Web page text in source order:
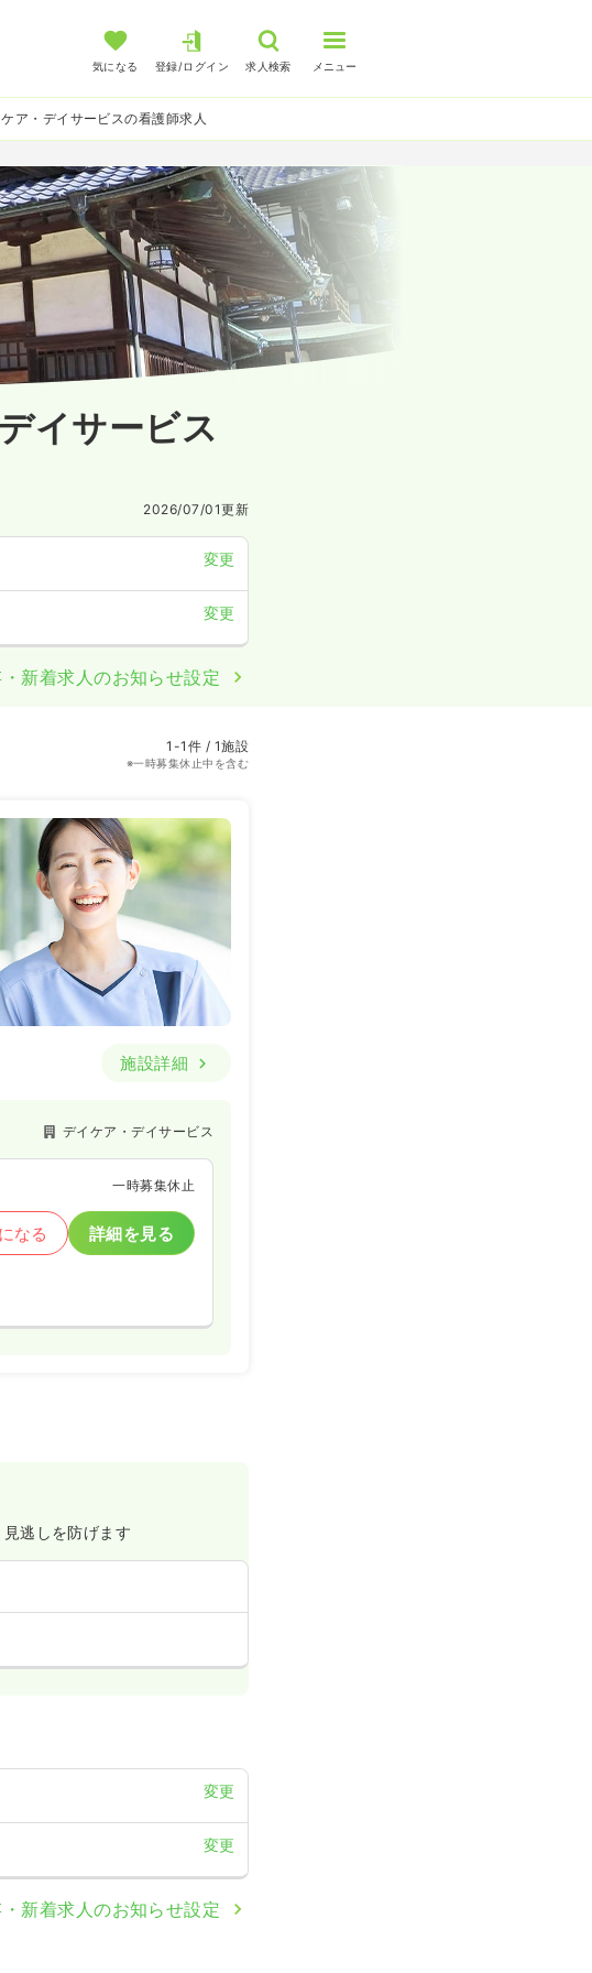
気になる 登録/ログイン 求人検索 メニュー
ア・デイサービスの看護師求人
イサービス
2026/07/01更新
変更
変更
新着求人のお知らせ設定
1-1件 / 1施設
※一時募集休止中を含む
施設詳細
デイケア・デイサービス
一時募集休止
なる 詳細を見る
逃しを防げます
変更
変更
新着求人のお知らせ設定